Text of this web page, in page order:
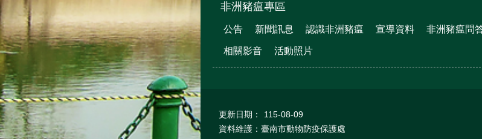
非洲豬瘟專區
公告 新聞訊息 認識非洲豬瘟 宣導資料 非洲豬瘟問
相關影音 活動照片
更新日期：
115-08-09
資料維護：臺南市動物防疫保護處